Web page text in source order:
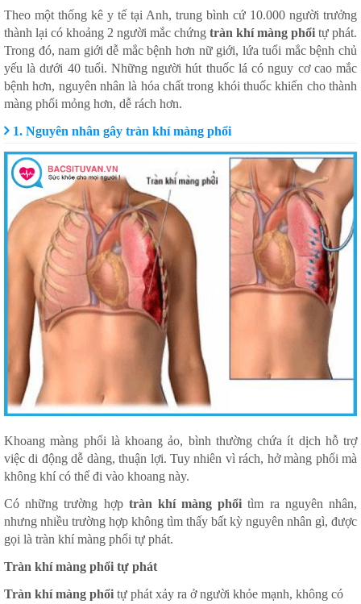
Theo một thống kê y tế tại Anh, trung bình cứ 10.000 người trưởng
thành lại có khoảng 2 người mắc chứng tràn khí màng phổi tự phát.
Trong đó, nam giới dễ mắc bệnh hơn nữ giới, lứa tuổi mắc bệnh chủ
yếu là dưới 40 tuổi. Những người hút thuốc lá có nguy cơ cao mắc
bệnh hơn, nguyên nhân là hóa chất trong khói thuốc khiến cho thành
màng phổi mỏng hơn, dễ rách hơn.
1. Nguyên nhân gây tràn khí màng phổi
Khoang màng phổi là khoang ảo, bình thường chứa ít dịch hỗ trợ
việc di động dễ dàng, thuận lợi. Tuy nhiên vì rách, hở màng phổi mà
không khí có thể đi vào khoang này.
Có những trường hợp tràn khí màng phổi tìm ra nguyên nhân,
nhưng nhiều trường hợp không tìm thấy bất kỳ nguyên nhân gì, được
gọi là tràn khí màng phổi tự phát.
Tràn khí màng phổi tự phát
Tràn khí màng phổi tự phát xảy ra ở người khỏe mạnh, không có